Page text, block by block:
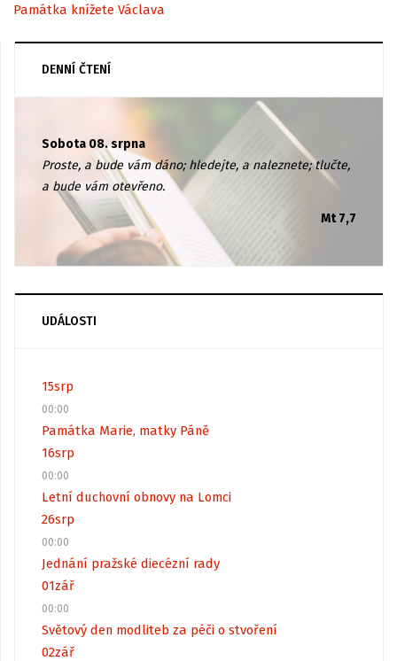
Památka knížete Václava
DENNÍ ČTENÍ
Sobota 08. srpna
Proste, a bude vám dáno; hledejte, a naleznete; tlučte,
a bude vám otevřeno.
Mt 7,7
UDÁLOSTI
15srp
00:00
Památka Marie, matky Páně
16srp
00:00
Letní duchovní obnovy na Lomci
26srp
00:00
Jednání pražské diecézní rady
01zář
00:00
Světový den modliteb za péči o stvoření
02zář